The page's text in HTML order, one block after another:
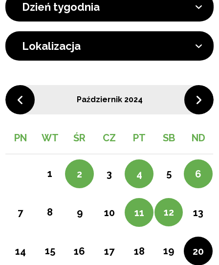
Dzień tygodnia
Lokalizacja
Październik 2024
PN WT ŚR CZ PT SB ND
1 2 3 4 5 6
7 8 9 10 11 12 13
14 15 16 17 18 19 20